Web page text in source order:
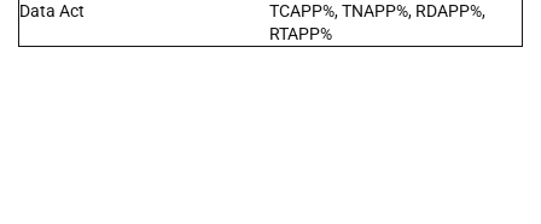
Data Act
TCAPP%, TNAPP%, RDAPP%,
RTAPP%